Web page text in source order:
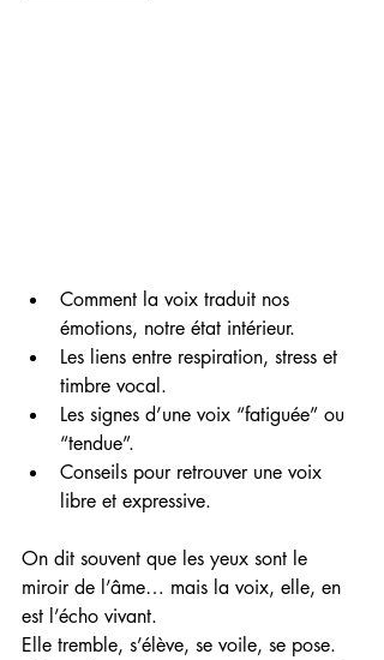
Comment la voix traduit nos
émotions, notre état intérieur.
Les liens entre respiration, stress et
timbre vocal.
Les signes d’une voix “fatiguée” ou
“tendue”.
Conseils pour retrouver une voix
libre et expressive.
On dit souvent que les yeux sont le
miroir de l’âme… mais la voix, elle, en
est l’écho vivant.
Elle tremble, s’élève, se voile, se pose.